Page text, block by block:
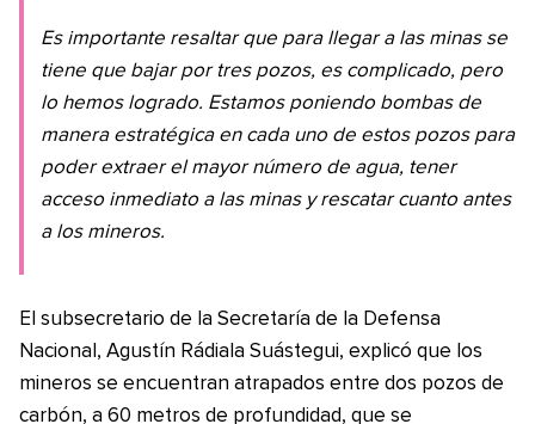
Es importante resaltar que para llegar a las minas se
tiene que bajar por tres pozos, es complicado, pero
lo hemos logrado. Estamos poniendo bombas de
manera estratégica en cada uno de estos pozos para
poder extraer el mayor número de agua, tener
acceso inmediato a las minas y rescatar cuanto antes
a los mineros.
El subsecretario de la Secretaría de la Defensa
Nacional, Agustín Rádiala Suástegui, explicó que los
mineros se encuentran atrapados entre dos pozos de
carbón, a 60 metros de profundidad, que se